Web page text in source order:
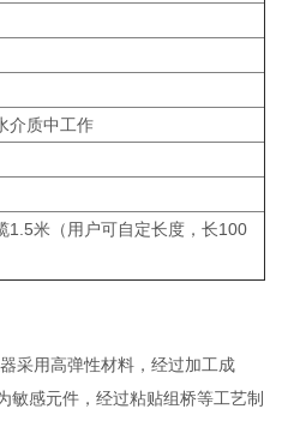
介质中工作
1.5米（用户可自定长度，长100
用高弹性材料，经过加工成
敏感元件，经过粘贴组桥等工艺制